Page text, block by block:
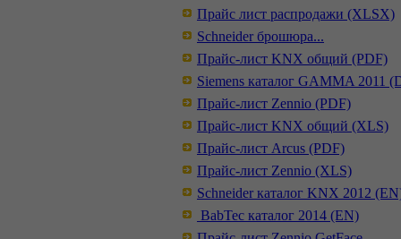
Прайс лист распродажи (XLSX)
Schneider брошюра...
Прайс-лист KNX общий (PDF)
Siemens каталог GAMMA 2011
Прайс-лист Zennio (PDF)
Прайс-лист KNX общий (XLS)
Прайс-лист Arcus (PDF)
Прайс-лист Zennio (XLS)
Schneider каталог KNX 2012
BabTec каталог 2014 (EN)